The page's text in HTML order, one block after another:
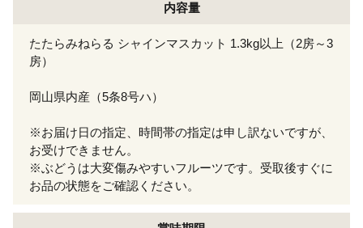
内容量
たたらみねらる シャインマスカット 1.3kg以上（2房～3
房）
岡山県内産（5条8号ハ）
※お届け日の指定、時間帯の指定は申し訳ないですが、
お受けできません。
※ぶどうは大変傷みやすいフルーツです。受取後すぐに
お品の状態をご確認ください。